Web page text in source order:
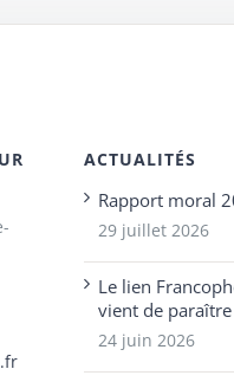
ACTUALITÉS
Rapport moral
29 juillet 2026
Le lien
vient de paraître
24 juin 2026